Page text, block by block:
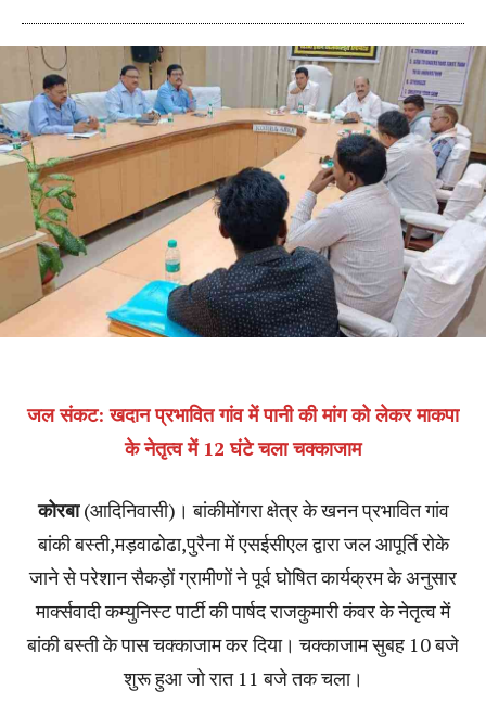
जल संकट: खदान प्रभावित गांव में पानी की मांग को लेकर माकपा
के नेतृत्व में 12 घंटे चला चक्काजाम
कोरबा(आदिनिवासी)। बांकीमोंगरा क्षेत्र के खनन प्रभावित गांव
बांकी बस्ती,मड़वाढोढा,पुरैना में एसईसीएल द्वारा जल आपूर्ति रोके
जाने से परेशान सैकड़ों ग्रामीणों ने पूर्व घोषित कार्यक्रम के अनुसार
मार्क्सवादी कम्युनिस्ट पार्टी की पार्षद राजकुमारी कंवर के नेतृत्व में
बांकी बस्ती के पास चक्काजाम कर दिया। चक्काजाम सुबह 10 बजे
शुरू हुआ जो रात 11 बजे तक चला।